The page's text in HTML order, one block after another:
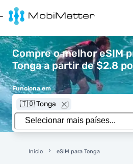
Compre o melhor eSIM
Tonga a partir de $2.8
Funciona em
🇹🇴 Tonga
Início eSIM para Tonga